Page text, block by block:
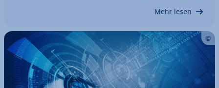
Mehr lesen